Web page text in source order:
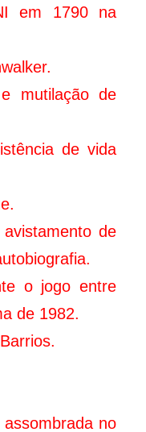
em 1790 na
mutilação de
de vida
de
o jogo entre
de 1982.
no